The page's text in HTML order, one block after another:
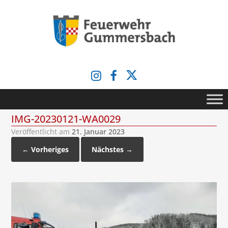
IMG-20230121-WA0029
Veröffentlicht am 21. Januar 2023
← Vorheriges
Nächstes →